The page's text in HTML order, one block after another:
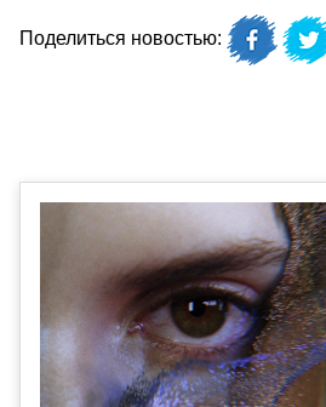
Поделиться новостью: